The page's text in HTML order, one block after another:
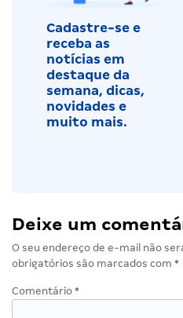
Cadastre-se e
receba as
notícias em
destaque da
semana, dicas,
novidades e
muito mais.
Deixe um
O seu endereço de e-mail não
obrigatórios são marcados com *
Comentário *